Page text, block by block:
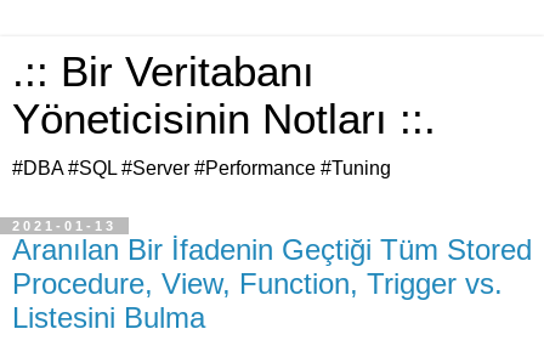
.:: Bir Veritabanı
Yöneticisinin Notları ::.
#DBA #SQL #Server #Performance #Tuning
2021-01-13
Aranılan Bir İfadenin Geçtiği Tüm Stored
Procedure, View, Function, Trigger vs.
Listesini Bulma